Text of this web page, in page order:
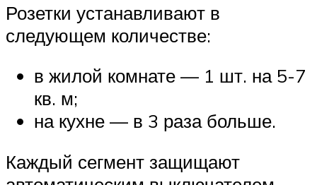
Розетки устанавливают в
следующем количестве:
в жилой комнате — 1 шт. на 5-7
кв. м;
на кухне — в 3 раза больше.
Каждый сегмент защищают